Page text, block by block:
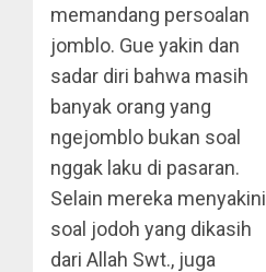
memandang persoalan
jomblo. Gue yakin dan
sadar diri bahwa masih
banyak orang yang
ngejomblo bukan soal
nggak laku di pasaran.
Selain mereka menyakini
soal jodoh yang dikasih
dari Allah Swt., juga